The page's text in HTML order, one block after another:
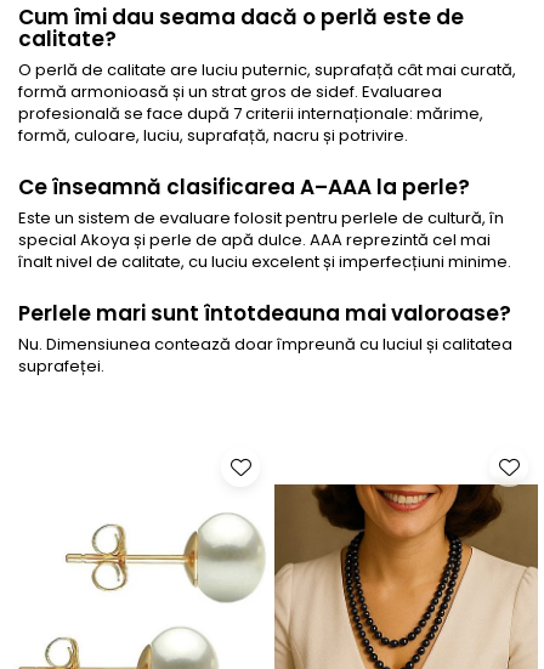
Cum îmi dau seama dacă o perlă este de
calitate?
O perlă de calitate are luciu puternic, suprafață cât mai curată,
formă armonioasă și un strat gros de sidef. Evaluarea
profesională se face după 7 criterii internaționale: mărime,
formă, culoare, luciu, suprafață, nacru și potrivire.
Ce înseamnă clasificarea A–AAA la perle?
Este un sistem de evaluare folosit pentru perlele de cultură, în
special Akoya și perle de apă dulce. AAA reprezintă cel mai
înalt nivel de calitate, cu luciu excelent și imperfecțiuni minime.
Perlele mari sunt întotdeauna mai valoroase?
Nu. Dimensiunea contează doar împreună cu luciul și calitatea
suprafeței.